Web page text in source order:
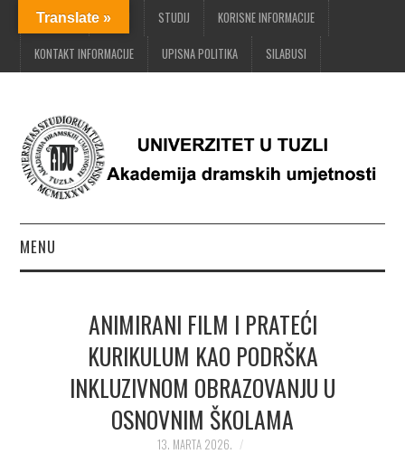
POČETNA O ADU STUDIJ KORISNE INFORMACIJE
KONTAKT INFORMACIJE UPISNA POLITIKA SILABUSI
MENU
STUDIJ
KORISNE INFORMACIJE
ANIMIRANI FILM I PRATEĆI
KURIKULUM KAO PODRŠKA
INKLUZIVNOM OBRAZOVANJU U
OSNOVNIM ŠKOLAMA
13. MARTA 2026.
Translate »